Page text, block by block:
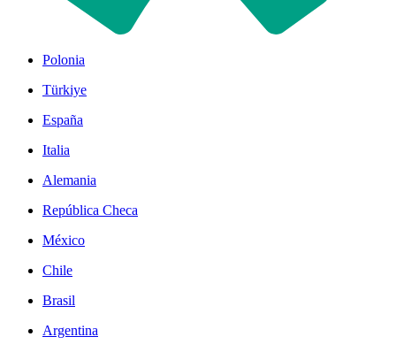
Polonia
Türkiye
España
Italia
Alemania
República Checa
México
Chile
Brasil
Argentina